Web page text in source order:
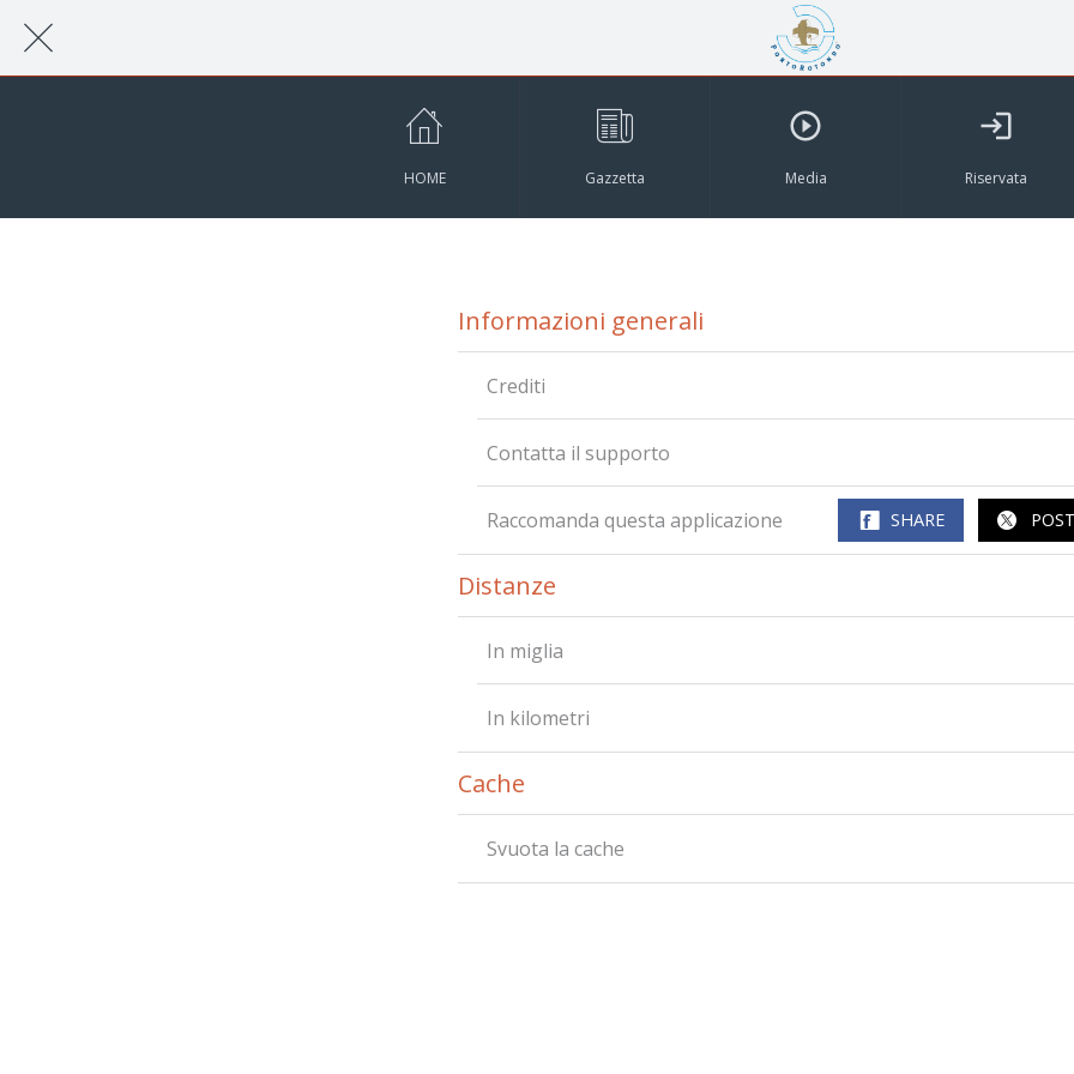
HOME Gazzetta Media Riservata
Informazioni generali
Crediti
Contatta il supporto
Raccomanda questa applicazione SHARE POST
Distanze
In miglia
In kilometri
Cache
Svuota la cache